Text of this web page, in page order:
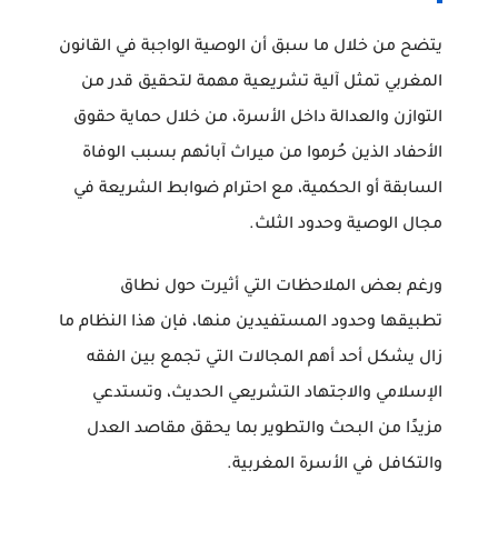
يتضح من خلال ما سبق أن الوصية الواجبة في القانون
المغربي تمثل آلية تشريعية مهمة لتحقيق قدر من
التوازن والعدالة داخل الأسرة، من خلال حماية حقوق
الأحفاد الذين حُرموا من ميراث آبائهم بسبب الوفاة
السابقة أو الحكمية، مع احترام ضوابط الشريعة في
مجال الوصية وحدود الثلث.
ورغم بعض الملاحظات التي أثيرت حول نطاق
تطبيقها وحدود المستفيدين منها، فإن هذا النظام ما
زال يشكل أحد أهم المجالات التي تجمع بين الفقه
الإسلامي والاجتهاد التشريعي الحديث، وتستدعي
مزيدًا من البحث والتطوير بما يحقق مقاصد العدل
والتكافل في الأسرة المغربية.